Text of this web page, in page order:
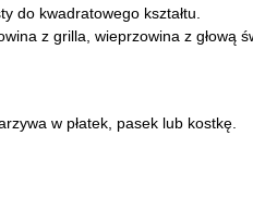
do kwadratowego kształtu.
z grilla, wieprzowina z głową
w płatek, pasek lub kostkę.